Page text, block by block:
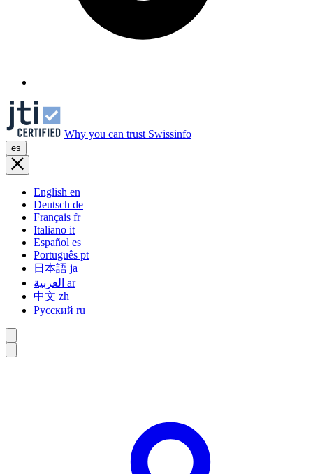
Why you can trust Swissinfo
es
English en
Deutsch de
Français fr
Italiano it
Español es
Português pt
日本語 ja
ar
中文 zh
Русский ru